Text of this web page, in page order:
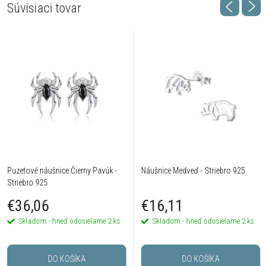
Súvisiaci tovar
Puzetové náušnice Čierny Pavúk -
Striebro 925
€36,06
Skladom - hneď odosielame 2 ks
DO KOŠÍKA
Náušnice Medveď - Striebro 925
€16,11
Skladom - hneď odosielame 2 ks
DO KOŠÍKA